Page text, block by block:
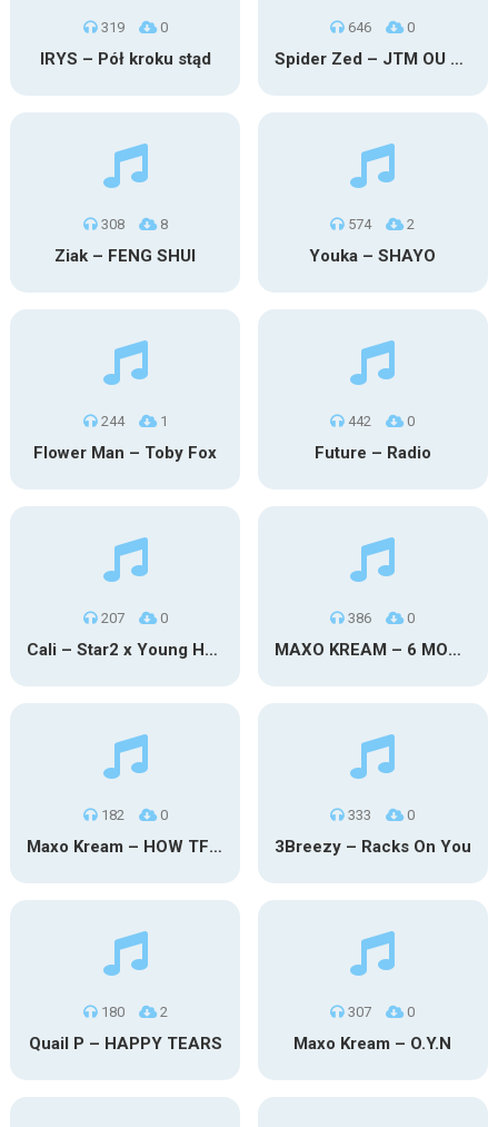
319 0
IRYS – Pół kroku stąd
646 0
Spider Zed – JTM OU TG
308 8
Ziak – FENG SHUI
574 2
Youka – SHAYO
244 1
Flower Man – Toby Fox
442 0
Future – Radio
207 0
Cali – Star2 x Young Henny
386 0
MAXO KREAM – 6 MONTHS CLEAN
182 0
Maxo Kream – HOW TF I’M LUCKY
333 0
3Breezy – Racks On You
180 2
Quail P – HAPPY TEARS
307 0
Maxo Kream – O.Y.N